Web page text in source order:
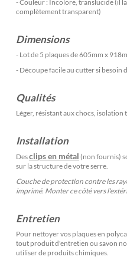
- Couleur : Incolore, translucide (il
complètement transparent)
Dimensions
- Lot de 5 plaques de 605mm x
- Découpe facile au cutter si besoin
Qualités
Léger, résistant aux chocs,
Installation
Desclips en métal (non fournis)
sur la structure de votre serre.
Couche de protection contre les
imprimé. Monter ce côté vers
Entretien
Pour nettoyer vos plaques en
tout produit d'entretien ou savon
utiliser de produits chimiques.